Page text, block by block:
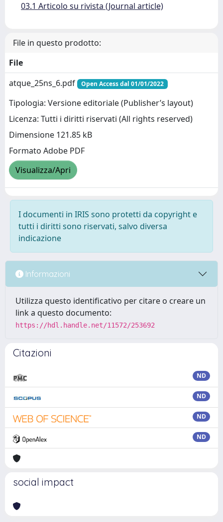
03.1 Articolo su rivista (Journal article)
File in questo prodotto:
File
atque_25ns_6.pdf
Open Access dal 01/01/2022
Tipologia: Versione editoriale (Publisher’s layout)
Licenza: Tutti i diritti riservati (All rights reserved)
Dimensione 121.85 kB
Formato Adobe PDF
Visualizza/Apri
I documenti in IRIS sono protetti da copyright e
tutti i diritti sono riservati, salvo diversa
indicazione
Informazioni
Utilizza questo identificativo per citare o creare un
link a questo documento:
https://hdl.handle.net/11572/253692
Citazioni
ND
ND
ND
ND
social impact